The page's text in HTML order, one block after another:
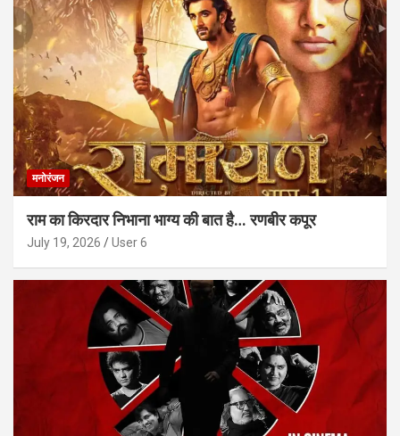
मनोरंजन
राम का किरदार निभाना भाग्य की बात है… रणबीर कपूर
July 19, 2026 User 6